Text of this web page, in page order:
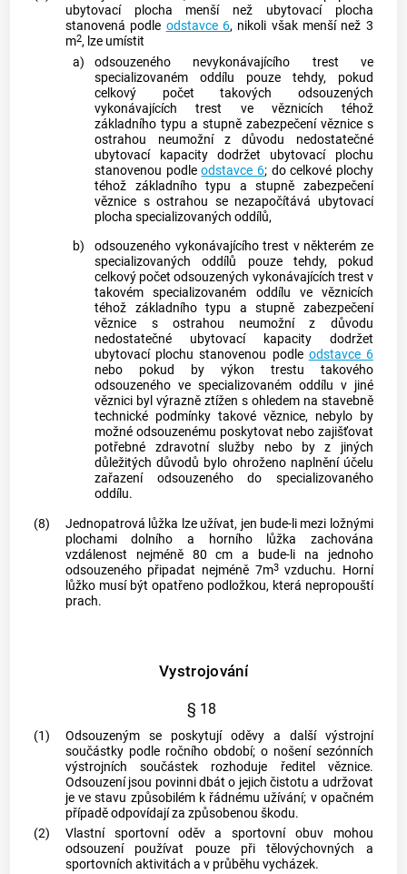
ubytovací plocha menší než ubytovací plocha
stanovená podle odstavce 6, nikoli však menší než 3
m2, lze umístit
a)
odsouzeného nevykonávajícího trest ve
specializovaném oddílu pouze tehdy, pokud
celkový počet takových odsouzených
vykonávajících trest ve věznicích téhož
základního typu a stupně zabezpečení věznice s
ostrahou neumožní z důvodu nedostatečné
ubytovací kapacity dodržet ubytovací plochu
stanovenou podleodstavce 6; do celkové plochy
téhož základního typu a stupně zabezpečení
věznice s ostrahou se nezapočítává ubytovací
plocha specializovaných oddílů,
b)
odsouzeného vykonávajícího trest v některém ze
specializovaných oddílů pouze tehdy, pokud
celkový počet odsouzených vykonávajících trest v
takovém specializovaném oddílu ve věznicích
téhož základního typu a stupně zabezpečení
věznice s ostrahou neumožní z důvodu
nedostatečné ubytovací kapacity dodržet
ubytovací plochu stanovenou podle odstavce 6
nebo pokud by výkon trestu takového
odsouzeného ve specializovaném oddílu v jiné
věznici byl výrazně ztížen s ohledem na stavebně
technické podmínky takové věznice, nebylo by
možné odsouzenému poskytovat nebo zajišťovat
potřebné zdravotní služby nebo by z jiných
důležitých důvodů bylo ohroženo naplnění účelu
zařazení odsouzeného do specializovaného
oddílu.
(8)
Jednopatrová lůžka lze užívat, jen bude-li mezi ložnými
plochami dolního a horního lůžka zachována
vzdálenost nejméně 80 cm a bude-li na jednoho
odsouzeného připadat nejméně 7m3vzduchu. Horní
lůžko musí být opatřeno podložkou, která nepropouští
prach.
Vystrojování
§ 18
(1)
Odsouzeným se poskytují oděvy a další výstrojní
součástky podle ročního období; o nošení sezónních
výstrojních součástek rozhoduje ředitel věznice.
Odsouzení jsou povinni dbát o jejich čistotu a udržovat
je ve stavu způsobilém k řádnému užívání; v opačném
případě odpovídají za způsobenou škodu.
(2)
Vlastní sportovní oděv a sportovní obuv mohou
odsouzení používat pouze při tělovýchovných a
sportovních aktivitách a v průběhu vycházek.